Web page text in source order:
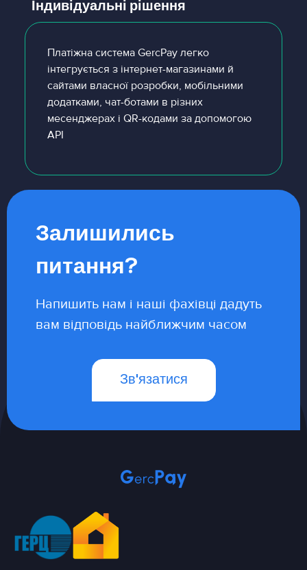
Індивідуальні рішення
Платіжна система GercPay легко
інтегрується з інтернет-магазинами й
сайтами власної розробки, мобільними
додатками, чат-ботами в різних
месенджерах і QR-кодами за допомогою
API
Залишились
питання?
Напишить нам і наші фахівці дадуть
вам відповідь найближчим часом
Зв'язатися